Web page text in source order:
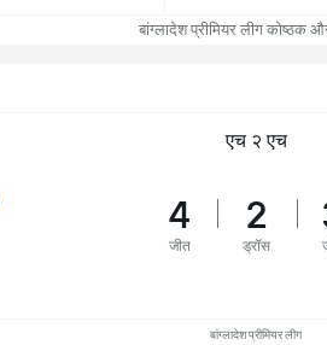
बांग्लादेश प्रीमियर लीग कोष्ठक
एच २ एच
4
जीत
2
ड्रॉस
बांग्लादेश प्रीमियर लीग